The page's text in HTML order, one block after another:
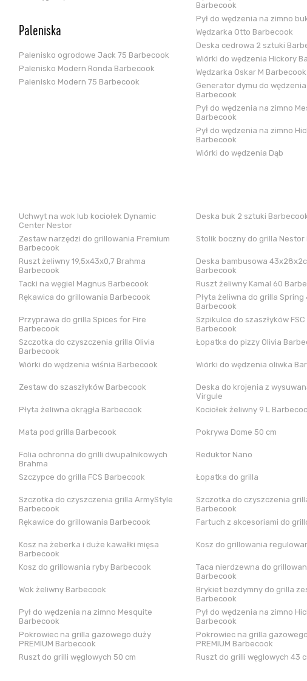
Paleniska
Palenisko ogrodowe Jack 75 Barbecook
Palenisko Modern Ronda Barbecook
Palenisko Modern 75 Barbecook
Barbecook
Pył do wędzenia na zimno
Wędzarka Otto Barbecook
Deska cedrowa 2 sztuki
Wiórki do wędzenia Hickory
Wędzarka Oskar M Barbecook
Generator dymu do
Barbecook
Pył do wędzenia na zimno
Barbecook
Pył do wędzenia na zimno
Barbecook
Wiórki do wędzenia Dąb
Uchwyt na wok lub kociołek Dynamic
Center Nestor
Deska buk 2 sztuki
Zestaw narzędzi do grillowania Premium
Barbecook
Stolik boczny do grilla Nestor
Ruszt żeliwny 19,5x43x0,7 Brahma
Barbecook
Deska bambusowa
Barbecook
Tacki na węgiel Magnus Barbecook Ruszt żeliwny Kamal 60
Rękawica do grillowania Barbecook
Płyta żeliwna do grilla Spring
Barbecook
Przyprawa do grilla Spices for Fire
Barbecook
Szpikulce do szaszłyków
Barbecook
Szczotka do czyszczenia grilla Olivia
Barbecook
Łopatka do pizzy Olivia
Wiórki do wędzenia wiśnia Barbecook Wiórki do wędzenia oliwka
Zestaw do szaszłyków Barbecook
Deska do krojenia z
Virgule
Płyta żeliwna okrągła Barbecook Kociołek żeliwny 9 L
Mata pod grilla Barbecook Pokrywa Dome 50 cm
Folia ochronna do grilli dwupalnikowych
Brahma
Reduktor Nano
Szczypce do grilla FCS Barbecook Łopatka do grilla
Szczotka do czyszczenia grilla ArmyStyle
Barbecook
Szczotka do czyszczenia
Barbecook
Rękawice do grillowania Barbecook Fartuch z akcesoriami do
Kosz na żeberka i duże kawałki mięsa
Barbecook
Kosz do grillowania
Kosz do grillowania ryby Barbecook
Taca nierdzewna do
Barbecook
Wok żeliwny Barbecook
Brykiet bezdymny do grilla
Barbecook
Pył do wędzenia na zimno Mesquite
Barbecook
Pył do wędzenia na zimno
Barbecook
Pokrowiec na grilla gazowego duży
PREMIUM Barbecook
Pokrowiec na grilla
PREMIUM Barbecook
Ruszt do grilli węglowych 50 cm Ruszt do grilli węglowych 43